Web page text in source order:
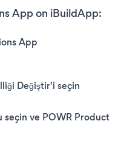
App on iBuildApp:
App
Değiştir'i seçin
seçin ve POWR Product